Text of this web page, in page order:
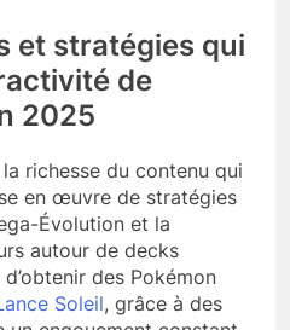
et stratégies qui
de
2025
la richesse du contenu qui
en œuvre de stratégies
Évolution et la
autour de decks
des Pokémon
Soleil, grâce à des